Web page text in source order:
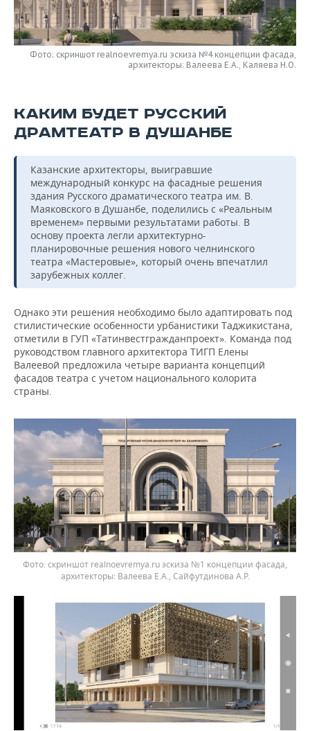
НЕФТЕХИМИЯ
НЕФТЬ
РОЗНИЧНАЯ ТОРГОВЛЯ
ТРАНСПОРТ
НОВОСТИ ТЕХНОЛОГИЙ
ТЕЛЕКОММУНИКАЦИИ
МЕРОПРИЯТИЯ
НОВОСТИ МЕРОПРИЯТИЙ
БИЗНЕС-БРАНЧИ
ONLINE-КОНФЕРЕНЦИИ
ОТКРЫТАЯ ЛЕКЦИЯ
СПОРТ
ФУТБОЛ
ХОККЕЙ
БАСКЕТБОЛ
ВОЛЕЙБОЛ
КИБЕРСПОРТ
ФИГУРНОЕ КАТАНИЕ
ВОДНЫЕ ВИДЫ СПОРТА
ХОККЕЙ С МЯЧОМ
НОВОСТИ ОБЩЕСТВА
ВЛАСТЬ
ИНФРАСТРУКТУРА
ИСТОРИЯ
КУЛЬТУРА
МЕДИЦИНА
ОБРАЗОВАНИЕ
ПРОИСШЕСТВИЯ
ФОТОГАЛЕРЕЯ
СЮЖЕТЫ
СПРАВОЧНИК
СПИСОК ПЕРСОН
СПИСОК КОМПАНИЙ
ПОЛНАЯ ВЕРСИЯ
Фото: скриншот realnoevremya.ru эскиза №4 концепции фасада,
архитекторы: Валеева Е.А., Каляева Н.О.
КАКИМ БУДЕТ РУССКИЙ
ДРАМТЕАТР В ДУШАНБЕ
Казанские архитекторы, выигравшие
международный конкурс на фасадные решения
здания Русского драматического театра им. В.
Маяковского в Душанбе, поделились с «Реальным
временем» первыми результатами работы. В
основу проекта легли архитектурно-
планировочные решения нового челнинского
театра «Мастеровые», который очень впечатлил
зарубежных коллег.
Однако эти решения необходимо было адаптировать под
стилистические особенности урбанистики Таджикистана,
отметили в ГУП «Татинвестгражданпроект». Команда под
руководством главного архитектора ТИГП Елены
Валеевой предложила четыре варианта концепций
фасадов театра с учетом национального колорита
страны.
скриншот realnoevremya.ru эскиза №1 концепции фасада,
архитекторы: Валеева Е.А., Сайфутдинова А.Р.